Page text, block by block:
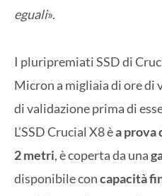
eguali».
I pluripremiati SSD di
Micron a migliaia di ore di
di validazione prima di
L’SSD Crucial X8 èa prova
2 metri, è coperta da una
disponibile concapacità